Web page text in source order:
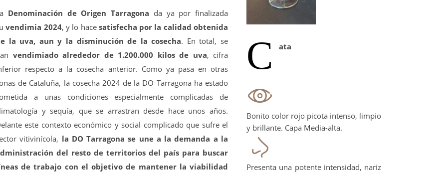
Denominación de Origen Tarragona da ya por finalizada
vendimia 2024, y lo hace satisfecha por la calidad obtenida
la uva, aun y la disminución de la cosecha. En total, se
vendimiado alrededor de 1.200.000 kilos de uva, cifra
respecto a la cosecha anterior. Como ya pasa en otras
de Cataluña, la cosecha 2024 de la DO Tarragona ha estado
a unas condiciones especialmente complicadas de
y sequía, que se arrastran desde hace unos años.
este contexto económico y social complicado que sufre el
vitivinícola, la DO Tarragona se une a la demanda a la
del resto de territorios del país para buscar
de trabajo con el objetivo de mantener la viabilidad
C ata
Bonito color rojo picota intenso, limpio
y brillante. Capa Media-alta.
Presenta una potente intensidad, nariz